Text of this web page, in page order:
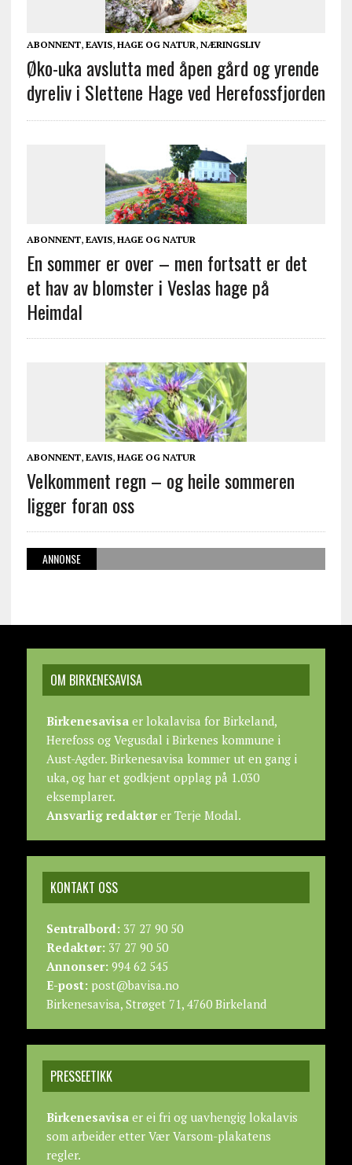
ABONNENT, EAVIS, HAGE OG NATUR, NÆRINGSLIV
Øko-uka avslutta med åpen gård og yrende
dyreliv i Slettene Hage ved Herefossfjorden
ABONNENT, EAVIS, HAGE OG NATUR
En sommer er over – men fortsatt er det
et hav av blomster i Veslas hage på
Heimdal
ABONNENT, EAVIS, HAGE OG NATUR
Velkomment regn – og heile sommeren
ligger foran oss
ANNONSE
OM BIRKENESAVISA
Birkenesavisaer lokalavisa for Birkeland,
Herefoss og Vegusdal i Birkenes kommune i
Aust-Agder. Birkenesavisa kommer ut en gang i
uka, og har et godkjent opplag på 1.030
eksemplarer.
Ansvarlig redaktører Terje Modal.
KONTAKT OSS
Sentralbord:37 27 90 50
Redaktør:37 27 90 50
Annonser:994 62 545
E-post:post@bavisa.no
Birkenesavisa, Strøget 71, 4760 Birkeland
PRESSEETIKK
Birkenesavisaer ei fri og uavhengig lokalavis
som arbeider etter Vær Varsom-plakatens
regler.